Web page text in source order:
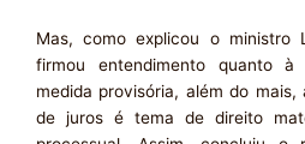
Mas, como explicou o ministro
firmou entendimento quanto à
medida provisória, além do
de juros é tema de direito